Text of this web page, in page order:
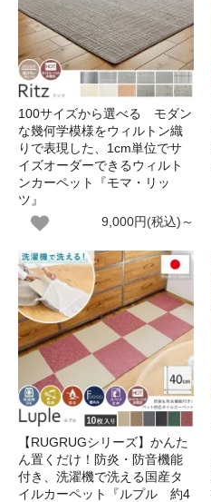
100サイズから選べる モダン
な幾何学模様をウィルトン織
りで表現した、1cm単位でサ
イズオーダーできるウィルト
ンカーペット『モマ・リッ
ツ』
9,000円(税込)～
【RUGRUGシリーズ】かんた
ん置くだけ！防炎・防音機能
付き、洗濯機で洗える国産タ
イルカーペット『ルプル 約4